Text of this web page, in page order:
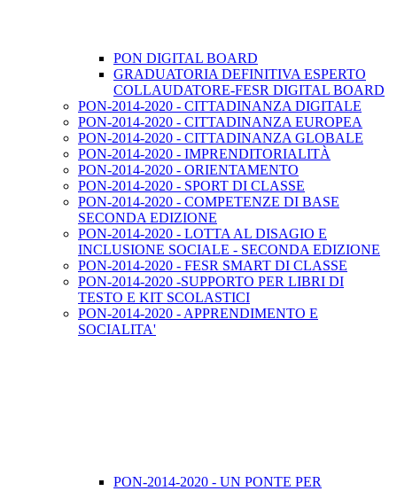
PON DIGITAL BOARD
GRADUATORIA DEFINITIVA ESPERTO
COLLAUDATORE-FESR DIGITAL BOARD
PON-2014-2020 - CITTADINANZA DIGITALE
PON-2014-2020 - CITTADINANZA EUROPEA
PON-2014-2020 - CITTADINANZA GLOBALE
PON-2014-2020 - IMPRENDITORIALITÀ
PON-2014-2020 - ORIENTAMENTO
PON-2014-2020 - SPORT DI CLASSE
PON-2014-2020 - COMPETENZE DI BASE
SECONDA EDIZIONE
PON-2014-2020 - LOTTA AL DISAGIO E
INCLUSIONE SOCIALE - SECONDA EDIZIONE
PON-2014-2020 - FESR SMART DI CLASSE
PON-2014-2020 -SUPPORTO PER LIBRI DI
TESTO E KIT SCOLASTICI
PON-2014-2020 - APPRENDIMENTO E
SOCIALITA'
PON-2014-2020 - UN PONTE PER